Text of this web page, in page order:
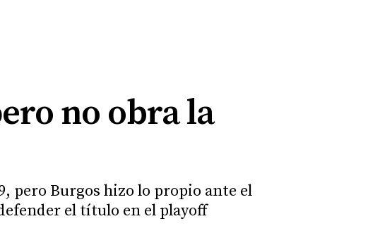
no obra la
pero Burgos hizo lo propio ante el
el título en el playoff